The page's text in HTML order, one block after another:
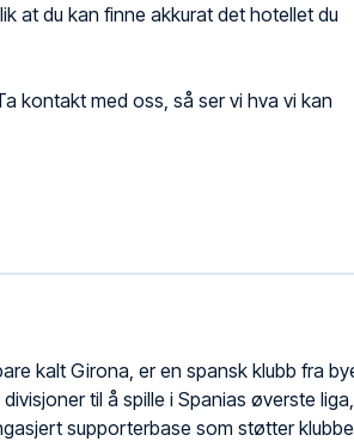
at du kan finne akkurat det hotellet du
kontakt med oss, så ser vi hva vi kan
kalt Girona, er en spansk klubb fra
til å spille i Spanias øverste
supporterbase som støtter